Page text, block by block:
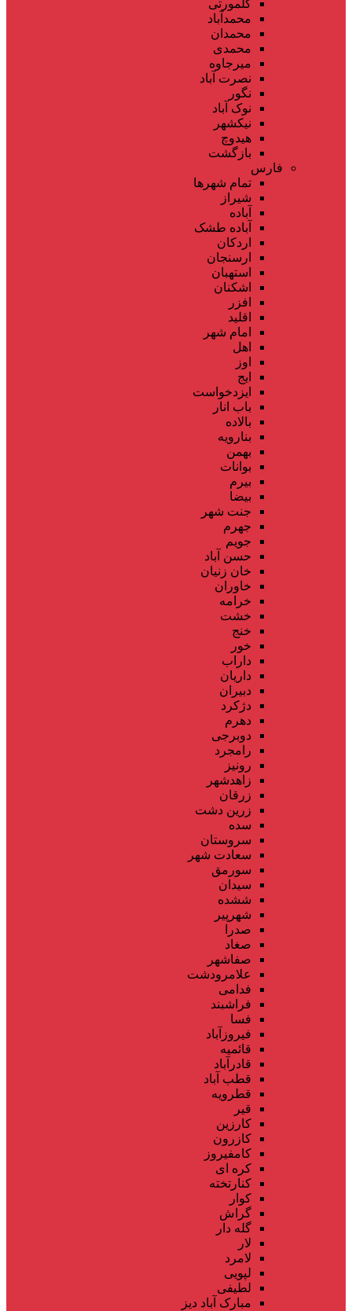
گلمورتی
محمدآباد
محمدان
محمدی
میرجاوه
نصرت آباد
نگور
نوک آباد
نیکشهر
هیدوچ
بازگشت
فارس
تمام شهر‌ها
شیراز
آباده
آباده طشک
اردکان
ارسنجان
استهبان
اشکنان
افزر
اقلید
امام شهر
اهل
اوز
ایج
ایزدخواست
باب انار
بالاده
بنارویه
بهمن
بوانات
بیرم
بیضا
جنت شهر
جهرم
جویم
حسن آباد
خان زنیان
خاوران
خرامه
خشت
خنج
خور
داراب
داریان
دبیران
دژکرد
دهرم
دوبرجی
رامجرد
رونیز
زاهدشهر
زرقان
زرین دشت
سده
سروستان
سعادت شهر
سورمق
سیدان
ششده
شهرپیر
صدرا
صغاد
صفاشهر
علامرودشت
فدامی
فراشبند
فسا
فیروزآباد
قائمیه
قادرآباد
قطب آباد
قطرویه
قیر
کارزین
کازرون
کامفیروز
کره ای
کنارتخته
کوار
گراش
گله دار
لار
لامرد
لپویی
لطیفی
مبارک آباد دیز